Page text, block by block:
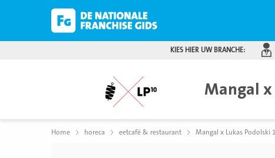
KIES HIER UW BRANCHE:
Mangal x
Home horeca eetcafé & restaurant Mangal x Lukas Podolski